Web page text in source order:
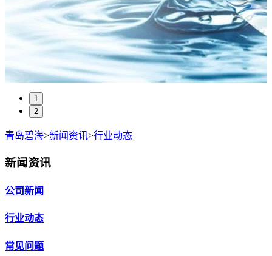
1
2
青岛碧海>新闻资讯>行业动态
新闻资讯
公司新闻
行业动态
常见问题